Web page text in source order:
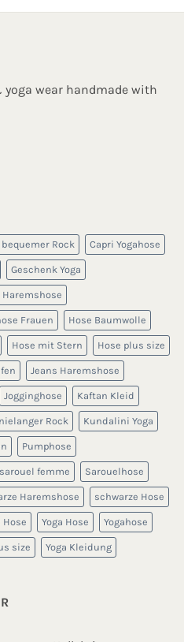
wear handmade with
bequemer Rock Capri Yogahose
Geschenk Yoga
Haremshose
Frauen Hose Baumwolle
Hose mit Stern Hose plus size
Jeans Haremshose
Jogginghose Kaftan Kleid
Rock Kundalini Yoga
Pumphose
sarouel femme Sarouelhose
Haremshose schwarze Hose
Yoga Hose Yogahose
size Yoga Kleidung